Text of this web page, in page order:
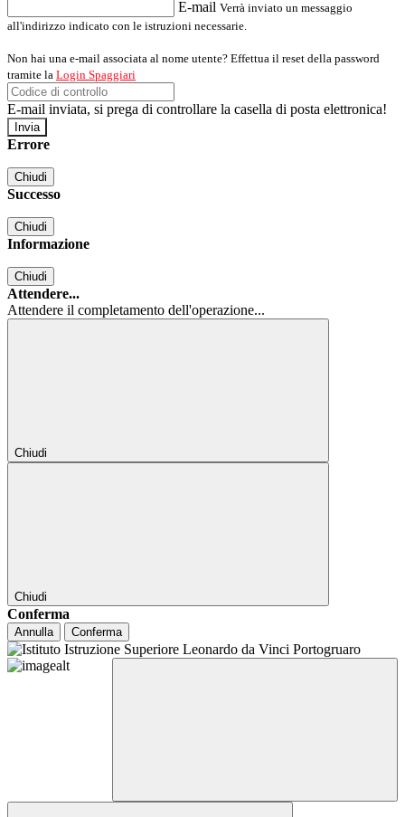
E-mail Verrà inviato un messaggio
all'indirizzo indicato con le istruzioni necessarie.
Non hai una e-mail associata al nome utente? Effettua il reset della password
tramite la Login Spaggiari
E-mail inviata, si prega di controllare la casella di posta elettronica!
Errore
Chiudi
Successo
Chiudi
Informazione
Chiudi
Attendere...
Attendere il completamento dell'operazione...
Chiudi
Chiudi
Conferma
Annulla Conferma